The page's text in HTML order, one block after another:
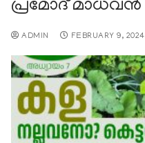
പ്രമോദ് മാധവന്‍
ADMIN FEBRUARY 9, 2024